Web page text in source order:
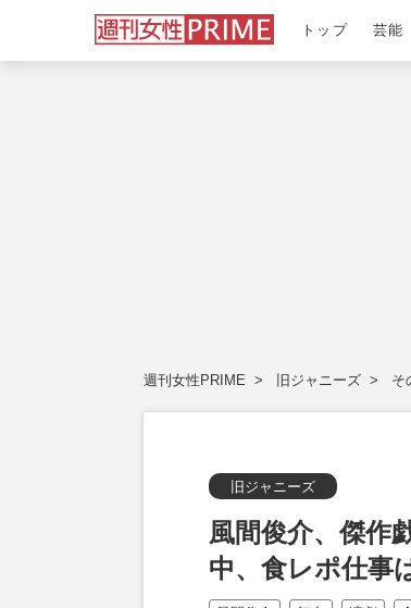
トップ 芸能
週刊女性PRIME 旧ジャニーズ そ
旧ジャニーズ
風間俊介、傑作
中、食レポ仕事